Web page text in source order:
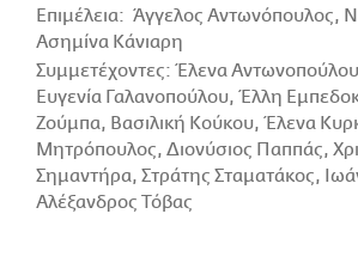
Επιμέλεια: Άγγελος Αντωνόπουλος,
Ασημίνα Κάνιαρη
Συμμετέχοντες: Έλενα
Ευγενία Γαλανοπούλου, Έλλη
Ζούμπα, Βασιλική Κούκου, Έλενα
Μητρόπουλος, Διονύσιος Παππάς,
Σημαντήρα, Στράτης Σταματάκος,
Αλέξανδρος Τόβας